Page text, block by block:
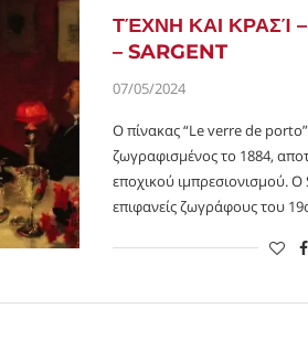
ΤΈΧΝΗ ΚΑΙ ΚΡΑΣΊ –
– SARGENT
07/05/2024
Ο πίνακας “Le verre de
ζωγραφισμένος το 1884,
εποχικού ιμπρεσιονισμού.
επιφανείς ζωγράφους του